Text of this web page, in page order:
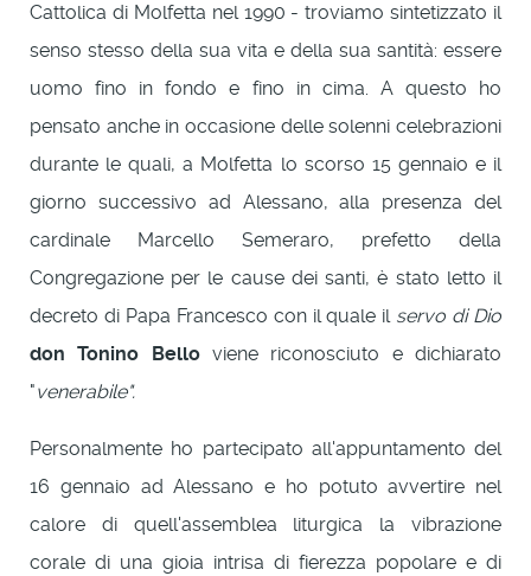
Cattolica di Molfetta nel 1990 - troviamo sintetizzato il
senso stesso della sua vita e della sua santità: essere
uomo fino in fondo e fino in cima. A questo ho
pensato anche in occasione delle solenni celebrazioni
durante le quali, a Molfetta lo scorso 15 gennaio e il
giorno successivo ad Alessano, alla presenza del
cardinale Marcello Semeraro, prefetto della
Congregazione per le cause dei santi, è stato letto il
decreto di Papa Francesco con il quale il servo di Dio
don Tonino Belloviene riconosciuto e dichiarato
"venerabile".
Personalmente ho partecipato all'appuntamento del
16 gennaio ad Alessano e ho potuto avvertire nel
calore di quell'assemblea liturgica la vibrazione
corale di una gioia intrisa di fierezza popolare e di